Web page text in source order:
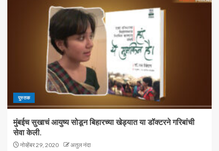
पुस्तक
मुंबईच सुखाचं आयुष्य सोडून बिहारच्या खेड्यात या डॉक्टरने गरिबांची
सेवा केली.
नोव्हेंबर 29, 2020 अतुल नंदा